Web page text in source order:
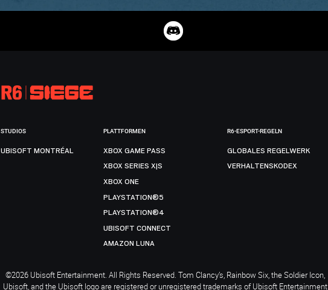
STUDIOS
UBISOFT MONTRÉAL
PLATTFORMEN
XBOX GAME PASS
XBOX SERIES X|S
XBOX ONE
PLAYSTATION®5
PLAYSTATION®4
UBISOFT CONNECT
AMAZON LUNA
R6-ESPORT-REGELN
GLOBALES REGELWERK
VERHALTENSKODEX
©2026 Ubisoft Entertainment. All Rights Reserved. Tom Clancy’s, Rainbow Six, the Soldier Icon,
Ubisoft, and the Ubisoft logo are registered or unregistered trademarks of Ubisoft Entertainment